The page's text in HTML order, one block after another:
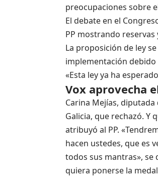
preocupaciones sobre
El debate en el
PP mostrando
La proposición de ley
implementación debido
«Esta ley ya ha
Vox aprovecha
Carina Mejías,
Galicia, que rechazó. Y
atribuyó al PP.
hacen ustedes, que es
todos sus mantras», se
quiera ponerse la